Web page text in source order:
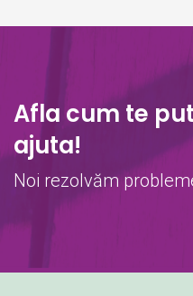
Afla cum te
ajuta!
Noi rezolvăm